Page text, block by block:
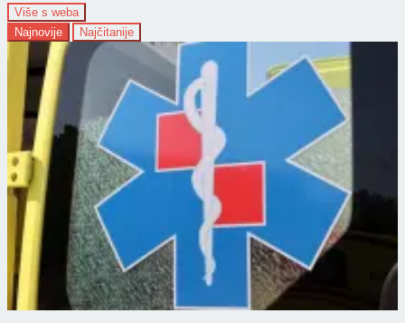
Više s weba
Najnovije
Najčitanije